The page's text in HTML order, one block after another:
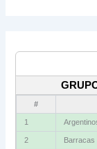
#
1
2 Barracas